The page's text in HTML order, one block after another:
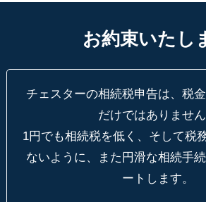
お約束いたし
チェスターの相続税申告は、税
だけではありません
1円でも相続税を低く、そして税
ないように、
また円滑な相続手
ートします。